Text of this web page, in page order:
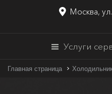
Москва,
Услуги
Главная страница